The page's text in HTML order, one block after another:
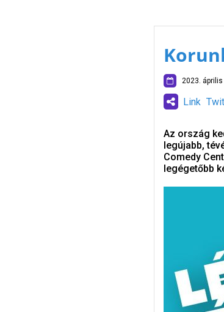
2023. április
Link
Az ország
legújabb,
Comedy
legégetőbb